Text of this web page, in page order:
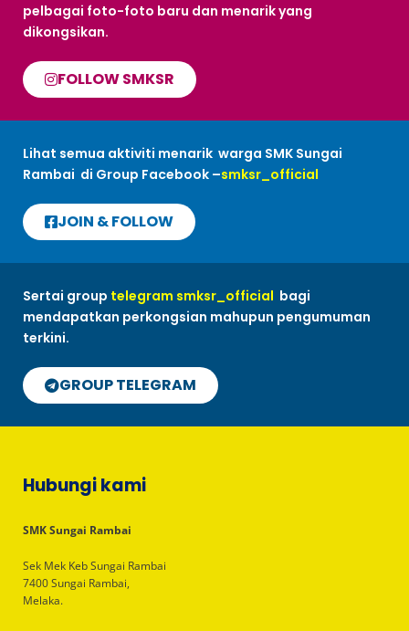
pelbagai foto-foto baru dan menarik yang
dikongsikan.
FOLLOW SMKSR
Lihat semua aktiviti menarik warga SMK Sungai
Rambai di Group Facebook –smksr_official
JOIN & FOLLOW
Sertai group telegram smksr_official bagi
mendapatkan perkongsian mahupun pengumuman
terkini.
GROUP TELEGRAM
Hubungi kami
SMK Sungai Rambai
Sek Mek Keb Sungai Rambai
7400 Sungai Rambai,
Melaka.